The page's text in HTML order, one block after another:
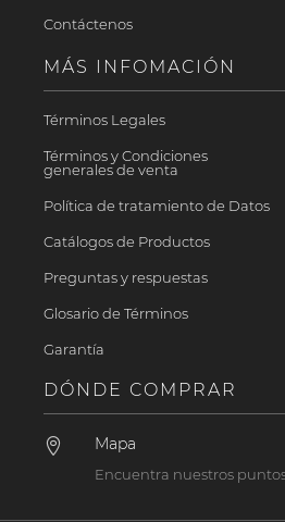
Contáctenos
MÁS INFOMACIÓN
Términos Legales
Términos y Condiciones
generales de venta
Política de tratamiento de Datos
Catálogos de Productos
Preguntas y respuestas
Glosario de Términos
Garantía
DÓNDE COMPRAR
 Mapa
Encuentra nuestros